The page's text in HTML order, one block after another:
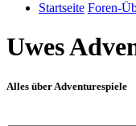
Startseite Foren-
Uwes
Alles über Adventurespiele